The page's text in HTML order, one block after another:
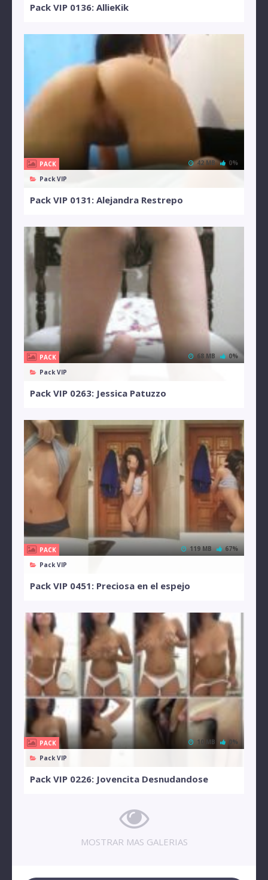
Pack VIP 0136: AllieKik
PACK
Pack VIP
42 MB 0%
Pack VIP 0131: Alejandra Restrepo
PACK
Pack VIP
68 MB 0%
Pack VIP 0263: Jessica Patuzzo
PACK
Pack VIP
119 MB 67%
Pack VIP 0451: Preciosa en el espejo
PACK
Pack VIP
10 MB 0%
Pack VIP 0226: Jovencita Desnudandose
MOSTRAR MAS GALERIAS